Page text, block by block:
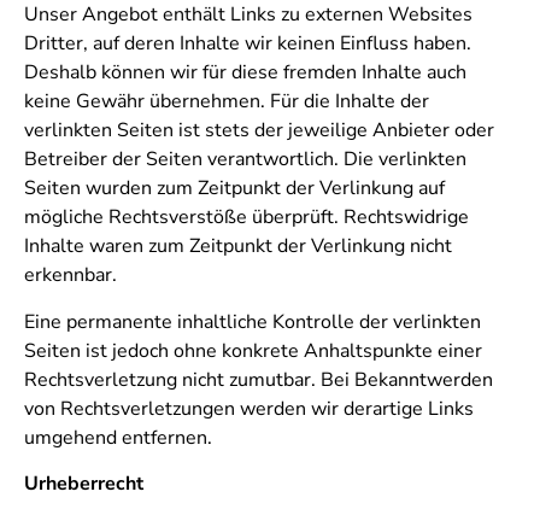
Unser Angebot enthält Links zu externen Websites
Dritter, auf deren Inhalte wir keinen Einfluss haben.
Deshalb können wir für diese fremden Inhalte auch
keine Gewähr übernehmen. Für die Inhalte der
verlinkten Seiten ist stets der jeweilige Anbieter oder
Betreiber der Seiten verantwortlich. Die verlinkten
Seiten wurden zum Zeitpunkt der Verlinkung auf
mögliche Rechtsverstöße überprüft. Rechtswidrige
Inhalte waren zum Zeitpunkt der Verlinkung nicht
erkennbar.
Eine permanente inhaltliche Kontrolle der verlinkten
Seiten ist jedoch ohne konkrete Anhaltspunkte einer
Rechtsverletzung nicht zumutbar. Bei Bekanntwerden
von Rechtsverletzungen werden wir derartige Links
umgehend entfernen.
Urheberrecht